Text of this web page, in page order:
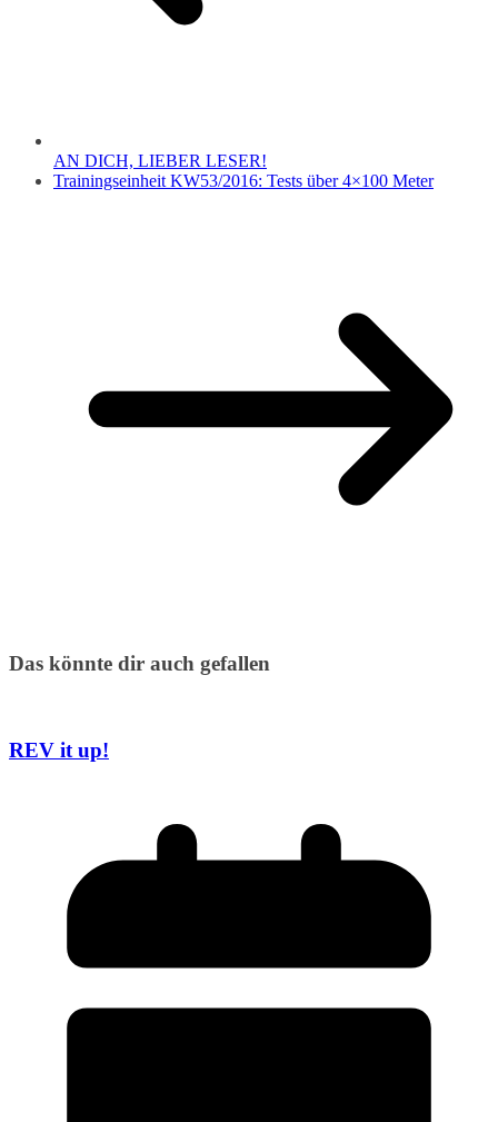
AN DICH, LIEBER LESER!
Trainingseinheit KW53/2016: Tests über 4×100 Meter
Das könnte dir auch gefallen
REV it up!